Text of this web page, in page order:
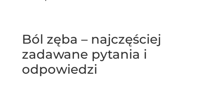
Ból zęba – najczęściej
zadawane pytania i
odpowiedzi